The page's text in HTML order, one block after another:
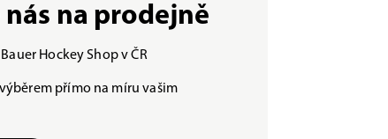
na prodejně
Hockey Shop v ČR
přímo na míru vašim